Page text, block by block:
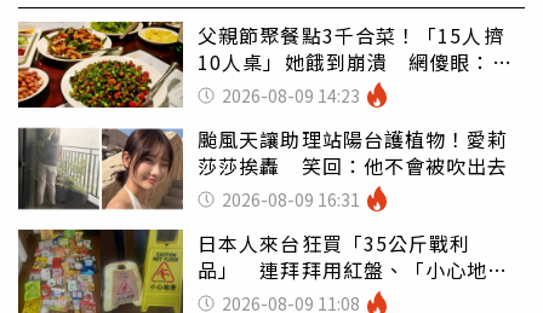
父親節聚餐點3千合菜！「15人擠
10人桌」她餓到崩潰 網傻眼：讓
店家看笑話
2026-08-09 14:23
颱風天讓助理站陽台護植物！愛莉
莎莎挨轟 笑回：他不會被吹出去
2026-08-09 16:31
日本人來台狂買「35公斤戰利
品」 連拜拜用紅盤、「小心地
滑」告示牌也帶回家
2026-08-09 11:08